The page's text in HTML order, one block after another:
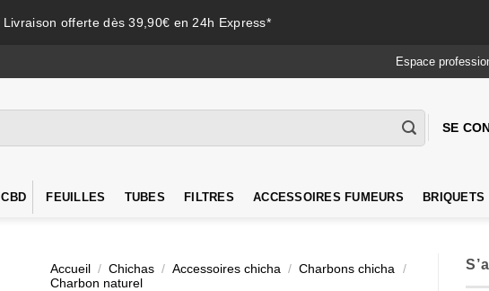
Livraison offerte dès 39,90€ en 24h Express*
Espace
SE
CBD FEUILLES TUBES FILTRES ACCESSOIRES FUMEURS BRIQUETS
Accueil / Chichas / Accessoires chicha / Charbons chicha /
Charbon naturel